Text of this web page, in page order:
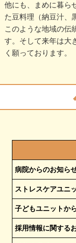
他にも、まめに暮ら
た豆料理（納豆汁、
このような地域の伝
す。そして来年は大
く願っております。
病院からのお知ら
ストレスケアユニ
子どもユニットか
採用情報に関する